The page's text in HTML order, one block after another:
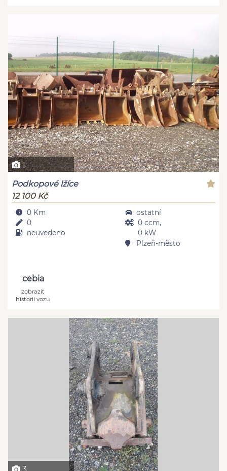
1
Podkopové lžíce
12 100 Kč
0 Km
0
neuvedeno
ostatní
0 ccm,
0 kW
Plzeň-město
cebia
zobrazit
historii vozu